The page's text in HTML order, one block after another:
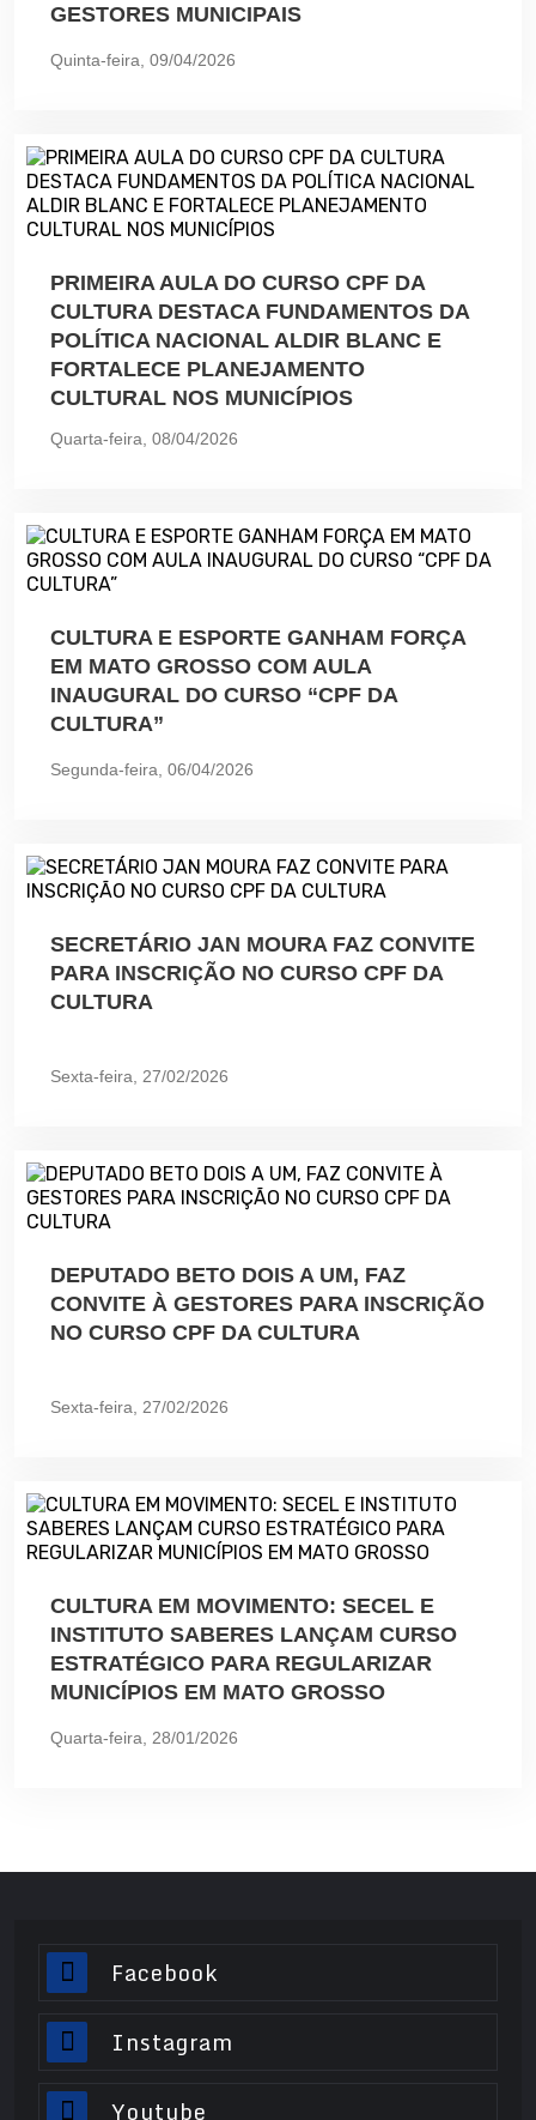
GESTORES MUNICIPAIS
Quinta-feira, 09/04/2026
PRIMEIRA AULA DO CURSO CPF DA
CULTURA DESTACA FUNDAMENTOS DA
POLÍTICA NACIONAL ALDIR BLANC E
FORTALECE PLANEJAMENTO
CULTURAL NOS MUNICÍPIOS
Quarta-feira, 08/04/2026
CULTURA E ESPORTE GANHAM FORÇA
EM MATO GROSSO COM AULA
INAUGURAL DO CURSO “CPF DA
CULTURA”
Segunda-feira, 06/04/2026
SECRETÁRIO JAN MOURA FAZ CONVITE
PARA INSCRIÇÃO NO CURSO CPF DA
CULTURA
Sexta-feira, 27/02/2026
DEPUTADO BETO DOIS A UM, FAZ
CONVITE À GESTORES PARA INSCRIÇÃO
NO CURSO CPF DA CULTURA
Sexta-feira, 27/02/2026
CULTURA EM MOVIMENTO: SECEL E
INSTITUTO SABERES LANÇAM CURSO
ESTRATÉGICO PARA REGULARIZAR
MUNICÍPIOS EM MATO GROSSO
Quarta-feira, 28/01/2026
Facebook
Instagram
Youtube